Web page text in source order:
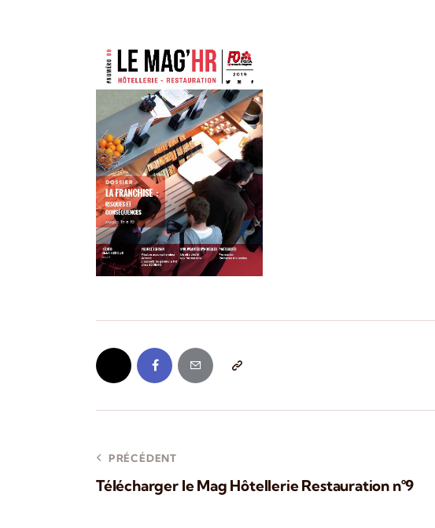
PRÉCÉDENT
Télécharger le Mag Hôtellerie Restauration n°9